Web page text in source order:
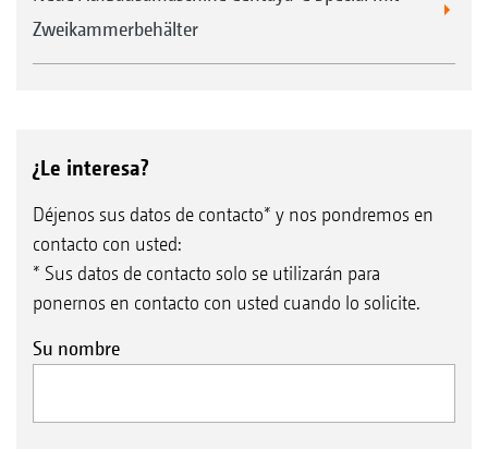
Zweikammerbehälter
¿Le interesa?
Déjenos sus datos de contacto* y nos pondremos en
contacto con usted:
* Sus datos de contacto solo se utilizarán para
ponernos en contacto con usted cuando lo solicite.
Su nombre